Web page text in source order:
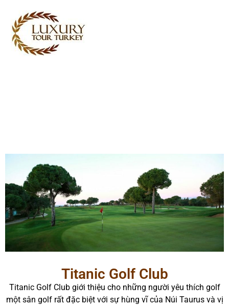
Titanic Golf Club
Titanic Golf Club giới thiệu cho những người yêu thích golf
một sân golf rất đặc biệt với sự hùng vĩ của Núi Taurus và vị